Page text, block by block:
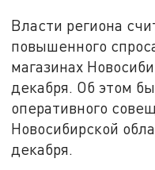
Власти региона
повышенного
магазинах
декабря. Об этом
оперативного
Новосибирской
декабря.